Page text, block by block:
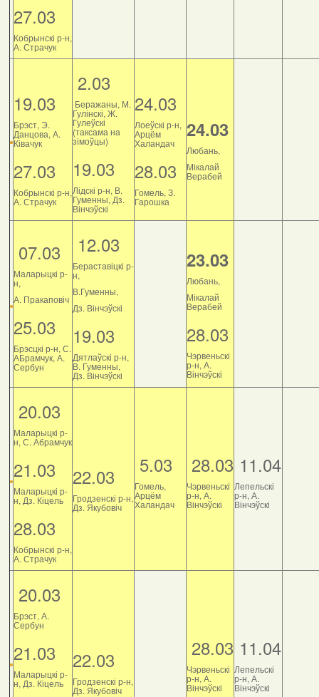
27.03
Кобрынскі р-н,
А. Страчук
19.03
Брэст, Э.
Данцова, А.
Ківачук
27.03
Кобрынскі р-н,
А. Страчук
2.03
Беражаны, М.
Гулінскі, Ж.
Гулеўскі
(таксама на
зімоўцы)
19.03
Лідскі р-н, В.
Гуменны, Дз.
Вінчэўскі
24.03
Лоеўскі р-н,
Арцём
Халандач
28.03
Гомель, З.
Гарошка
24.03
Любань,
Мікалай
Верабей
07.03
Маларыцкі р-
н,
А. Пракаповіч
25.03
Брэсцкі р-н, С.
АБрамчук, А.
Сербун
12.03
Бераставіцкі р-
н,
В.Гуменны,
Дз. Вінчэўскі
19.03
Дятлаўскі р-н,
В. Гуменны,
Дз. Вінчэўскі
23.03
Любань,
Мікалай
Верабей
28.03
Чэрвеньскі
р-н, А.
Вінчэўскі
20.03
Маларыцкі р-
н, С. Абрамчук
21.03
Маларыцкі р-
н, Дз. Кіцель
28.03
Кобрынскі р-н,
А. Страчук
22.03
Гродзенскі р-н,
Дз. Якубовіч
5.03
Гомель,
Арцём
Халандач
28.03
Чэрвеньскі
р-н, А.
Вінчэўскі
11.04
Лепельскі
р-н, А.
Вінчэўскі
20.03
Брэст, А.
Сербун
21.03
Маларыцкі р-
н, Дз. Кіцель
22.03
Гродзенскі р-н,
Дз. Якубовіч
28.03
Чэрвеньскі
р-н, А.
Вінчэўскі
11.04
Лепельскі
р-н, А.
Вінчэўскі